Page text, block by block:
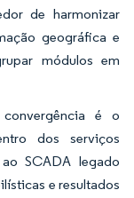
de harmonizar
geográfica e
módulos em
é o
dos serviços
SCADA legado
e resultados